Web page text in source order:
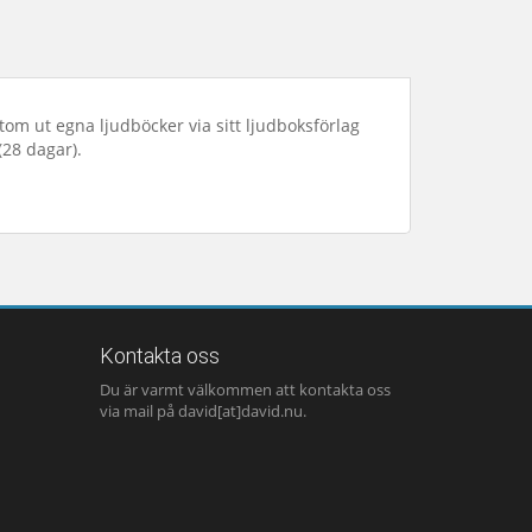
ut egna ljudböcker via sitt ljudboksförlag
dagar).
Kontakta oss
Du är varmt välkommen att kontakta oss
via mail på david[at]david.nu.